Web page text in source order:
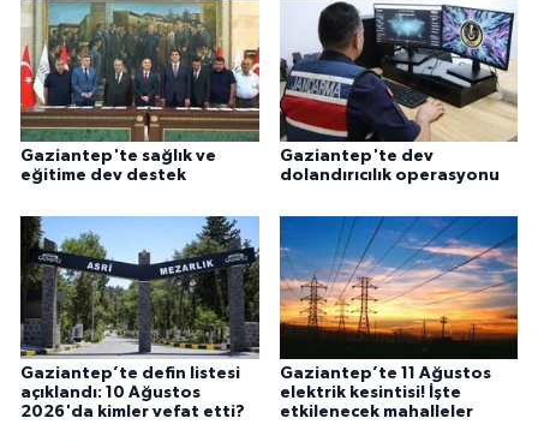
Gaziantep'te sağlık ve
eğitime dev destek
Gaziantep'te dev
dolandırıcılık operasyonu
Gaziantep’te defin listesi
açıklandı: 10 Ağustos
2026'da kimler vefat etti?
Gaziantep’te 11 Ağustos
elektrik kesintisi! İşte
etkilenecek mahalleler